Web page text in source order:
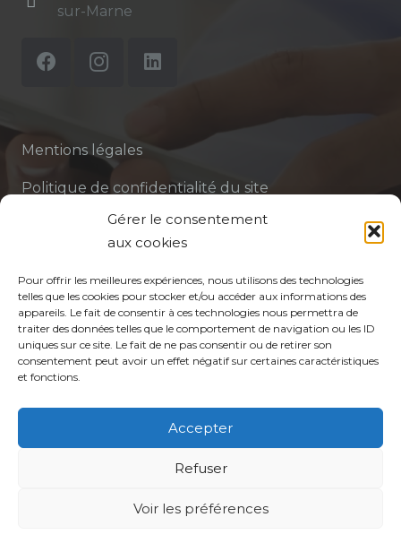
Gérer le consentement
aux cookies
Pour offrir les meilleures expériences, nous utilisons des technologies
telles que les cookies pour stocker et/ou accéder aux informations des
appareils. Le fait de consentir à ces technologies nous permettra de
traiter des données telles que le comportement de navigation ou les ID
uniques sur ce site. Le fait de ne pas consentir ou de retirer son
consentement peut avoir un effet négatif sur certaines caractéristiques
et fonctions.
Accepter
Refuser
Voir les préférences
sur-Marne
Mentions légales
Politique de confidentialité du site
Politique de protection des données de la CPTS
Votre CPTS
Professionnels de santé